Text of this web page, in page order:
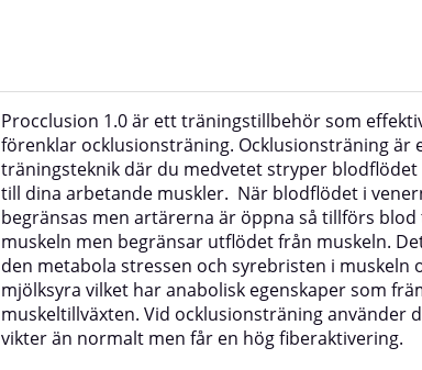
Procclusion 1.0 är ett träningstillbehör som
förenklar ocklusionsträning. Ocklusionsträning är
träningsteknik där du medvetet stryper blodflödet
till dina arbetande muskler. När blodflödet i
begränsas men artärerna är öppna så tillförs blod
muskeln men begränsar utflödet från muskeln.
den metabola stressen och syrebristen i muskeln
mjölksyra vilket har anabolisk egenskaper som
muskeltillväxten. Vid ocklusionsträning använder
vikter än normalt men får en hög fiberaktivering.